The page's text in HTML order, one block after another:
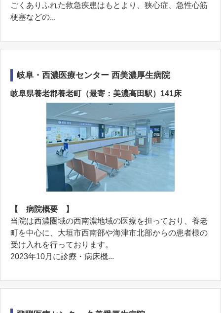
ごくありふれた救急疾患はもとより、狭心症、急性心筋
梗塞などの...
岐阜・西濃医療センター 西美濃厚生病院
岐阜県養老郡養老町（最寄：美濃高田駅）141床
【 病院概要 】
当院は西濃圏域の西南濃地域の医療を担っており、養老
町を中心に、大垣市西南部や海津市北部からの患者様の
受け入れを行っております。
2023年10月に診療・病床機...